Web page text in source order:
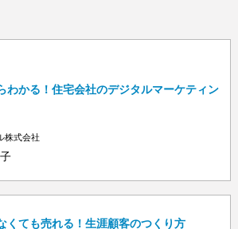
わかる！住宅会社のデジタルマーケティン
株式会社
くても売れる！生涯顧客のつくり方